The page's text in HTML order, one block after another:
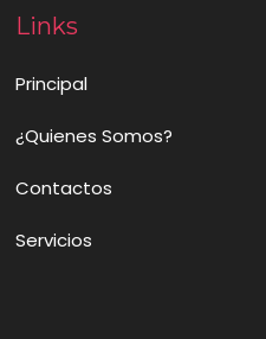
Links
Principal
¿Quienes Somos?
Contactos
Servicios